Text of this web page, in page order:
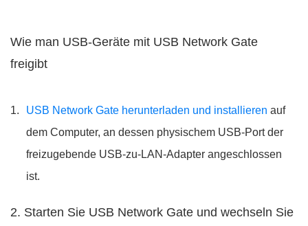
Wie man USB-Geräte mit USB Network Gate
freigibt
USB Network Gate herunterladen und installieren auf
dem Computer, an dessen physischem USB-Port der
freizugebende USB-zu-LAN-Adapter angeschlossen
ist.
2. Starten Sie USB Network Gate und wechseln Sie